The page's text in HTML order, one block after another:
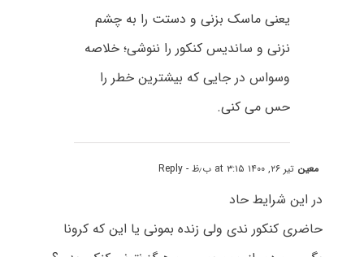
یعنی ماسک بزنی و دستت را به چشم
نزنی و ساندیس کنکور را ننوشی؛ خلاصه
وسواس در جایی که بیشترین خطر را
حس می کنی.
معین تیر ۲۶, ۱۴۰۰ at ۳:۱۵ ب٫ظ - Reply
در این شرایط حاد
حاضری کنکور ندی ولی زنده بمونی یا این که کرونا